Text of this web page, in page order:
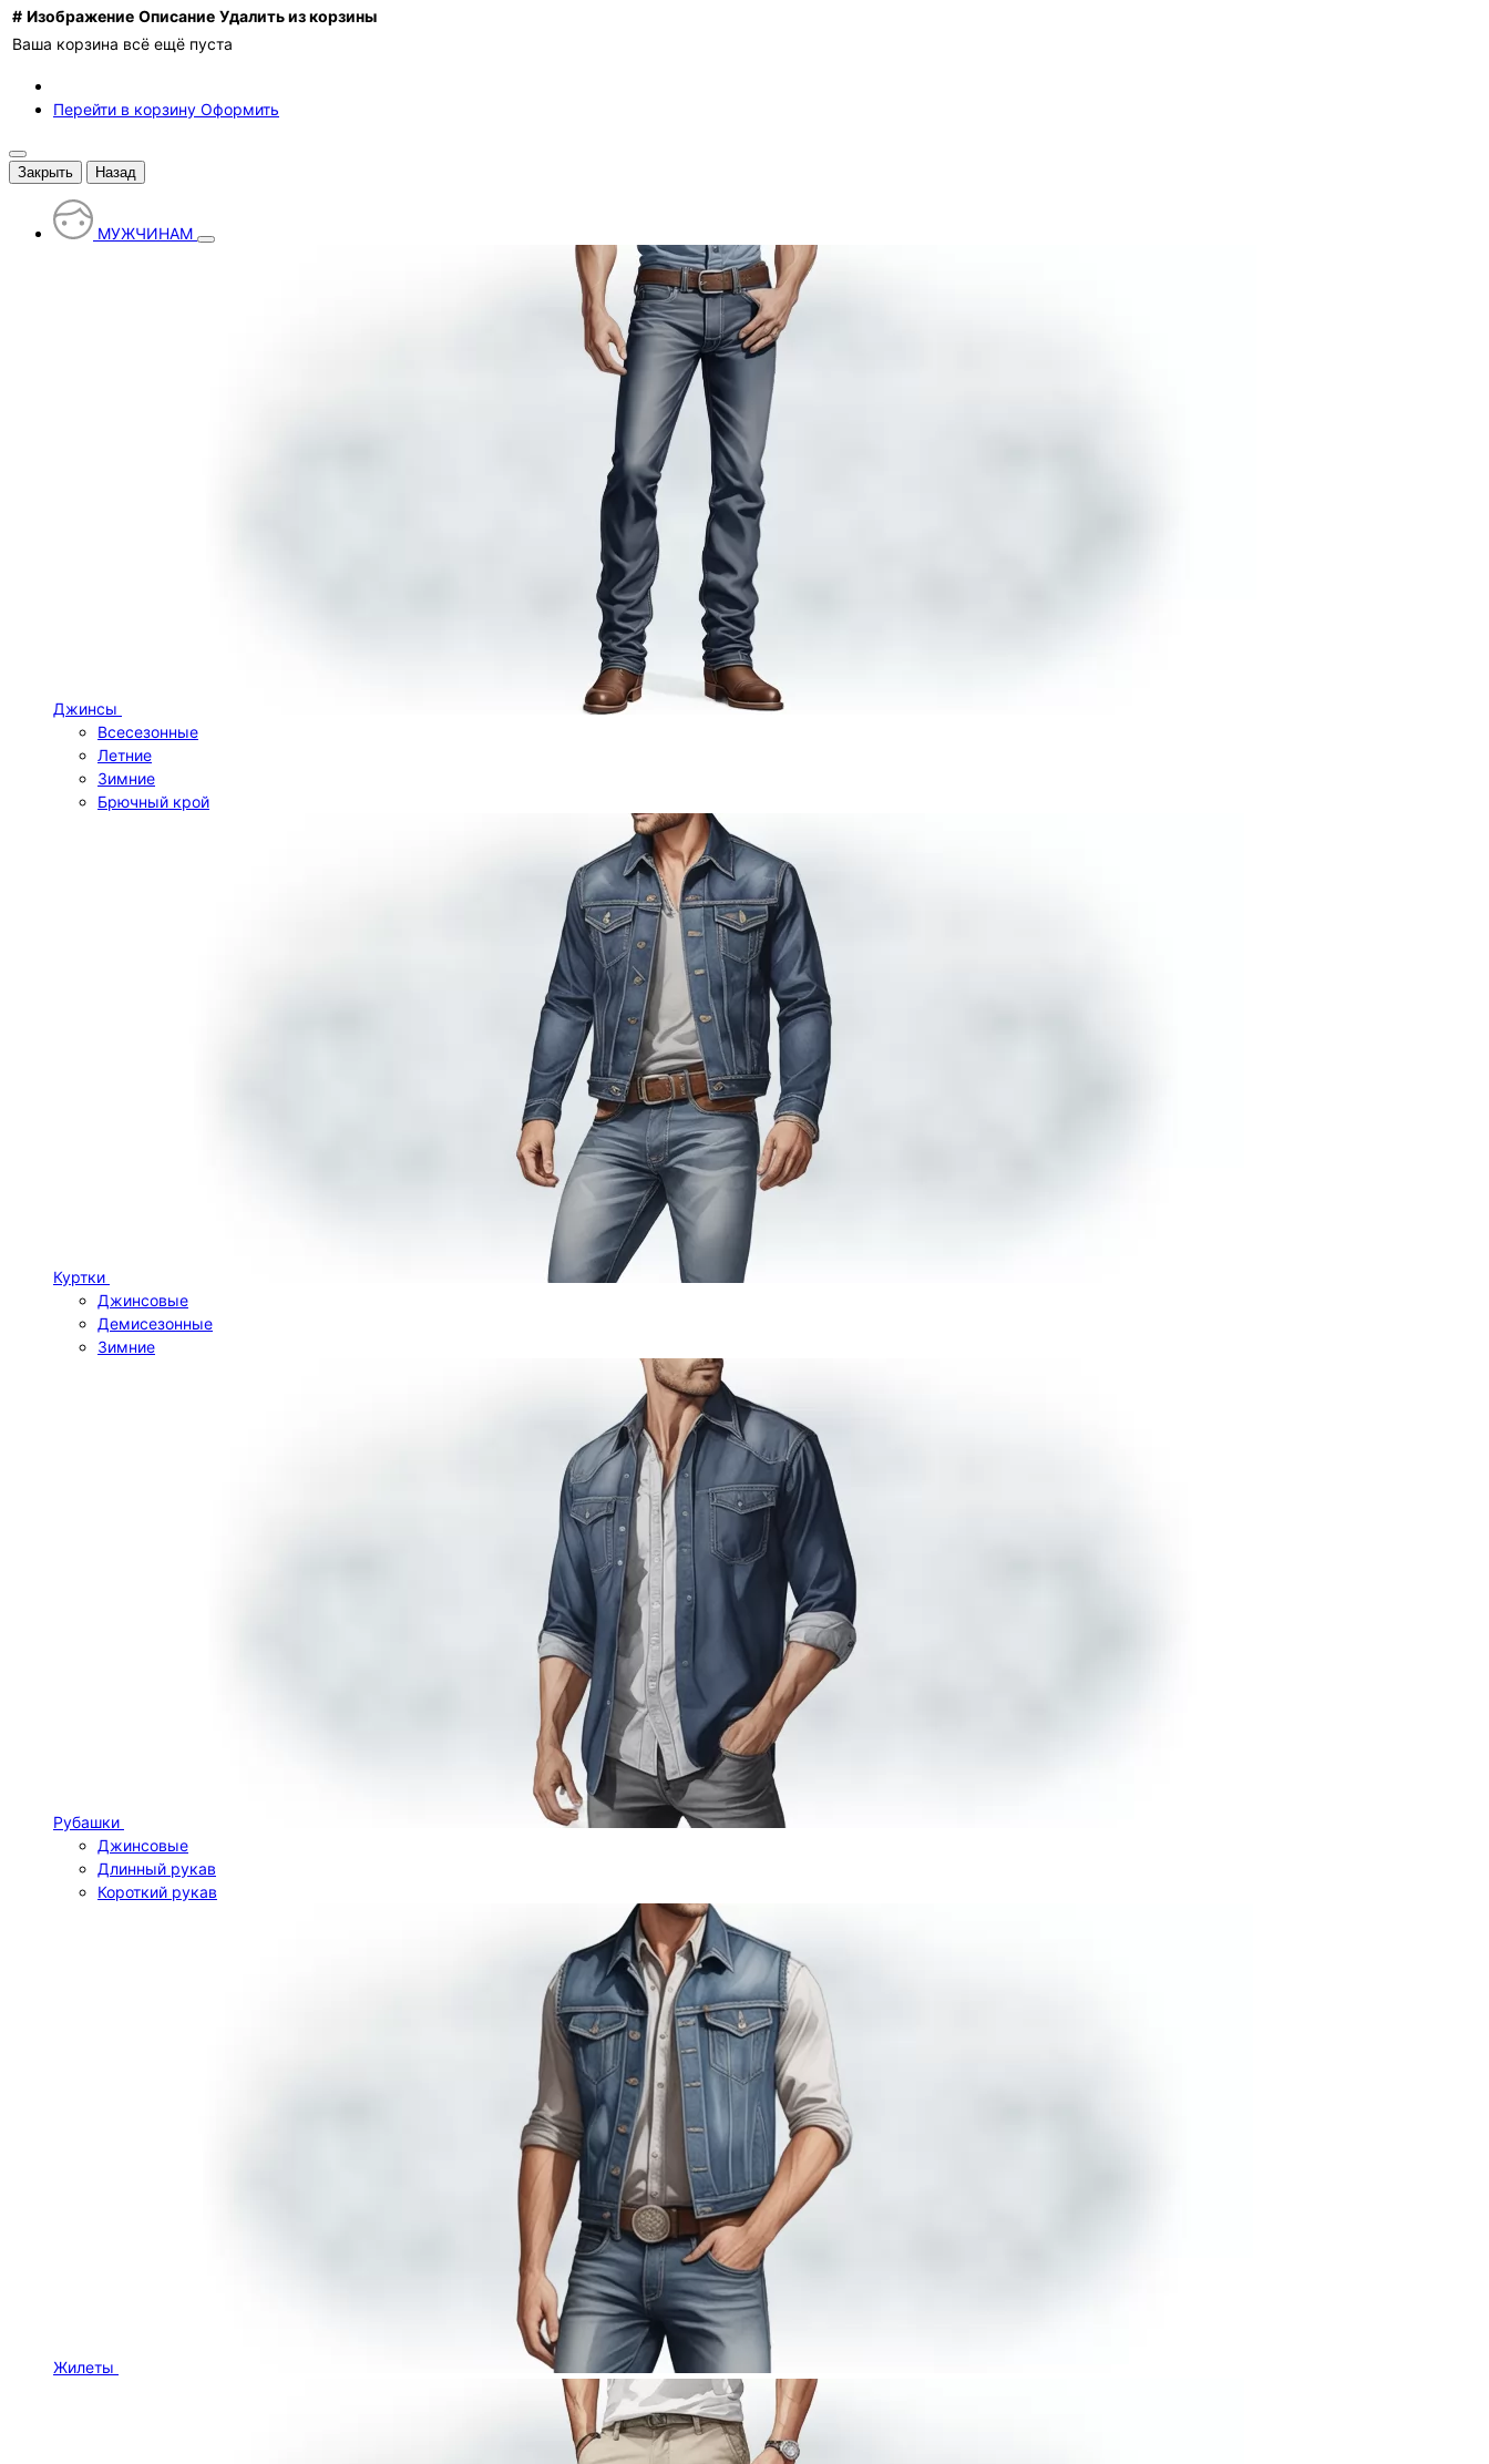
# Изображение Описание Удалить из корзины
Ваша корзина всё ещё пуста
Перейти в корзину Оформить
Закрыть Назад
МУЖЧИНАМ
Джинсы
Всесезонные
Летние
Зимние
Брючный крой
Куртки
Джинсовые
Демисезонные
Зимние
Рубашки
Джинсовые
Длинный рукав
Короткий рукав
Жилеты